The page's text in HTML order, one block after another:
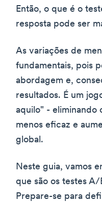
Então, o que é o
resposta pode ser
As variações de
fundamentais, pois
abordagem e,
resultados. É um
aquilo" - eliminando
menos eficaz e
global.
Neste guia, vamos
que são os testes
Prepare-se para